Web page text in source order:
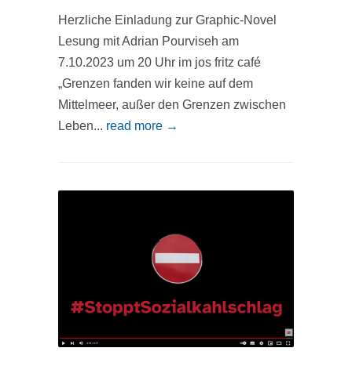
Herzliche Einladung zur Graphic-Novel
Lesung mit Adrian Pourviseh am
7.10.2023 um 20 Uhr im jos fritz café
„Grenzen fanden wir keine auf dem
Mittelmeer, außer den Grenzen zwischen
Leben... read more →